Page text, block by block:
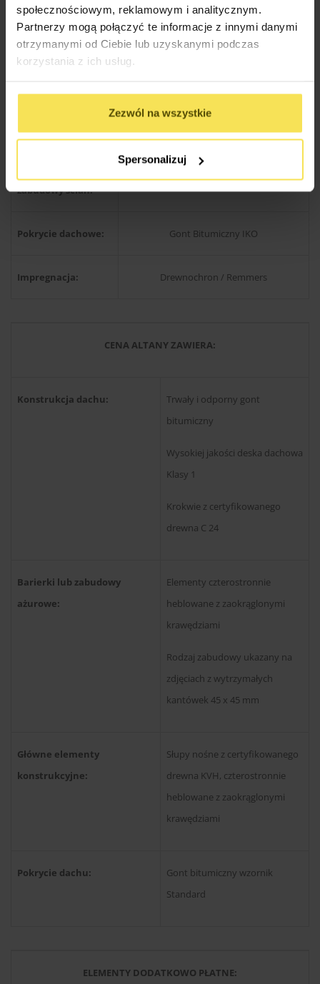
społecznościowym, reklamowym i analitycznym.
Partnerzy mogą połączyć te informacje z innymi danymi
otrzymanymi od Ciebie lub uzyskanymi podczas
korzystania z ich usług.
Zezwól na wszystkie
Spersonalizuj
Słupy nośne:
9×9 cm ( z możliwością zmiany na grubsze
)
zabudowy ścian:
45×45 mm lub 20×68 mm
Pokrycie dachowe: Gont Bitumiczny IKO
Impregnacja: Drewnochron / Remmers
CENA ALTANY ZAWIERA:
Konstrukcja dachu:
Trwały i odporny gont
bitumiczny
Wysokiej jakości deska dachowa
Klasy 1
Krokwie z certyfikowanego
drewna C 24
Barierki lub zabudowy
ażurowe:
Elementy czterostronnie
heblowane z zaokrąglonymi
krawędziami
Rodzaj zabudowy ukazany na
zdjęciach z wytrzymałych
kantówek 45 x 45 mm
Główne elementy
konstrukcyjne:
Słupy nośne z certyfikowanego
drewna KVH, czterostronnie
heblowane z zaokrąglonymi
krawędziami
Pokrycie dachu:
Gont bitumiczny wzornik
Standard
ELEMENTY DODATKOWO PŁATNE: